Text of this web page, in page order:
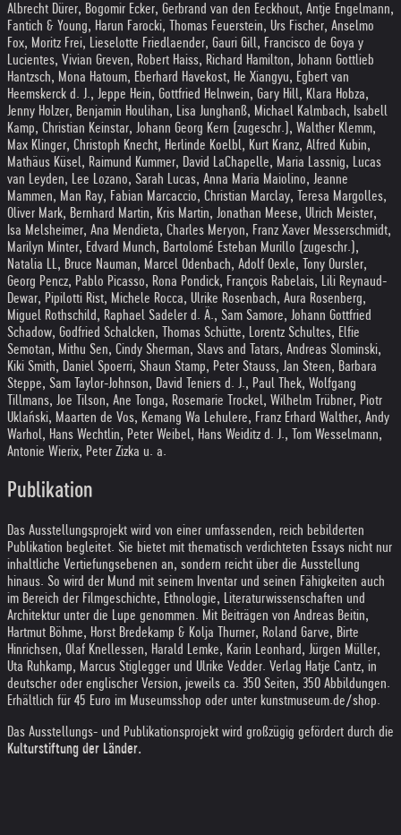
Albrecht Dürer, Bogomir Ecker, Gerbrand van den Eeckhout, Antje Engelmann,
Fantich & Young, Harun Farocki, Thomas Feuerstein, Urs Fischer, Anselmo
Fox, Moritz Frei, Lieselotte Friedlaender, Gauri Gill, Francisco de Goya y
Lucientes, Vivian Greven, Robert Haiss, Richard Hamilton, Johann Gottlieb
Hantzsch, Mona Hatoum, Eberhard Havekost, He Xiangyu, Egbert van
Heemskerck d. J., Jeppe Hein, Gottfried Helnwein, Gary Hill, Klara Hobza,
Jenny Holzer, Benjamin Houlihan, Lisa Junghanß, Michael Kalmbach, Isabell
Kamp, Christian Keinstar, Johann Georg Kern (zugeschr.), Walther Klemm,
Max Klinger, Christoph Knecht, Herlinde Koelbl, Kurt Kranz, Alfred Kubin,
Mathäus Küsel, Raimund Kummer, David LaChapelle, Maria Lassnig, Lucas
van Leyden, Lee Lozano, Sarah Lucas, Anna Maria Maiolino, Jeanne
Mammen, Man Ray, Fabian Marcaccio, Christian Marclay, Teresa Margolles,
Oliver Mark, Bernhard Martin, Kris Martin, Jonathan Meese, Ulrich Meister,
Isa Melsheimer, Ana Mendieta, Charles Meryon, Franz Xaver Messerschmidt,
Marilyn Minter, Edvard Munch, Bartolomé Esteban Murillo (zugeschr.),
Natalia LL, Bruce Nauman, Marcel Odenbach, Adolf Oexle, Tony Oursler,
Georg Pencz, Pablo Picasso, Rona Pondick, François Rabelais, Lili Reynaud-
Dewar, Pipilotti Rist, Michele Rocca, Ulrike Rosenbach, Aura Rosenberg,
Miguel Rothschild, Raphael Sadeler d. Ä., Sam Samore, Johann Gottfried
Schadow, Godfried Schalcken, Thomas Schütte, Lorentz Schultes, Elfie
Semotan, Mithu Sen, Cindy Sherman, Slavs and Tatars, Andreas Slominski,
Kiki Smith, Daniel Spoerri, Shaun Stamp, Peter Stauss, Jan Steen, Barbara
Steppe, Sam Taylor-Johnson, David Teniers d. J., Paul Thek, Wolfgang
Tillmans, Joe Tilson, Ane Tonga, Rosemarie Trockel, Wilhelm Trübner, Piotr
Uklański, Maarten de Vos, Kemang Wa Lehulere, Franz Erhard Walther, Andy
Warhol, Hans Wechtlin, Peter Weibel, Hans Weiditz d. J., Tom Wesselmann,
Antonie Wierix, Peter Zizka u. a.
Publikation
Das Ausstellungsprojekt wird von einer umfassenden, reich bebilderten
Publikation begleitet. Sie bietet mit thematisch verdichteten Essays nicht nur
inhaltliche Vertiefungsebenen an, sondern reicht über die Ausstellung
hinaus. So wird der Mund mit seinem Inventar und seinen Fähigkeiten auch
im Bereich der Filmgeschichte, Ethnologie, Literaturwissenschaften und
Architektur unter die Lupe genommen. Mit Beiträgen von Andreas Beitin,
Hartmut Böhme, Horst Bredekamp & Kolja Thurner, Roland Garve, Birte
Hinrichsen, Olaf Knellessen, Harald Lemke, Karin Leonhard, Jürgen Müller,
Uta Ruhkamp, Marcus Stiglegger und Ulrike Vedder. Verlag Hatje Cantz, in
deutscher oder englischer Version, jeweils ca. 350 Seiten, 350 Abbildungen.
Erhältlich für 45 Euro im Museumsshop oder unter kunstmuseum.de/shop.
Das Ausstellungs- und Publikationsprojekt wird großzügig gefördert durch die
Kulturstiftung der Länder.